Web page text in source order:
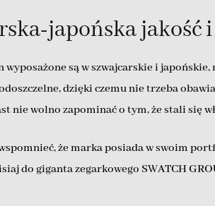
japońska jakość
wyposażone są w szwajcarskie i
dzięki czemu nie trzeba
nie wolno zapominać o tym, że stali się
że marka posiada w swoim
do giganta zegarkowego SWATCH